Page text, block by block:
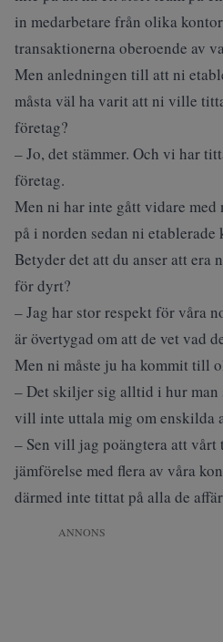
in medarbetare från olika
transaktionerna oberoende av
Men anledningen till att ni
måsta väl ha varit att ni ville
företag?
– Jo, det stämmer. Och vi har
företag.
Men ni har inte gått vidare med
på i norden sedan ni
Betyder det att du anser att era
för dyrt?
– Jag har stor respekt för våra
är övertygad om att de vet vad
Men ni måste ju ha kommit till
– Det skiljer sig alltid i hur man
vill inte uttala mig om enskilda
– Sen vill jag poängtera att
jämförelse med flera av våra
därmed inte tittat på alla de
ANNONS